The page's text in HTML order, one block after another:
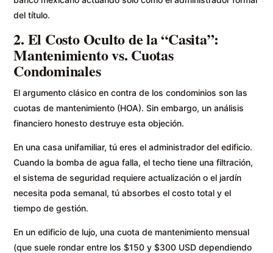
del título.
2. El Costo Oculto de la “Casita”:
Mantenimiento vs. Cuotas
Condominales
El argumento clásico en contra de los condominios son las
cuotas de mantenimiento (HOA). Sin embargo, un análisis
financiero honesto destruye esta objeción.
En una casa unifamiliar, tú eres el administrador del edificio.
Cuando la bomba de agua falla, el techo tiene una filtración,
el sistema de seguridad requiere actualización o el jardín
necesita poda semanal, tú absorbes el costo total y el
tiempo de gestión.
En un edificio de lujo, una cuota de mantenimiento mensual
(que suele rondar entre los $150 y $300 USD dependiendo